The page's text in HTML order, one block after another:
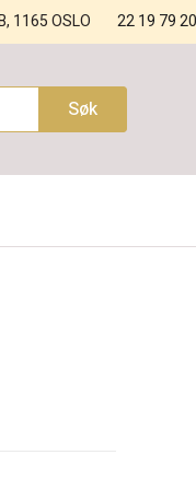
22 19 79 20
1165 OSLO